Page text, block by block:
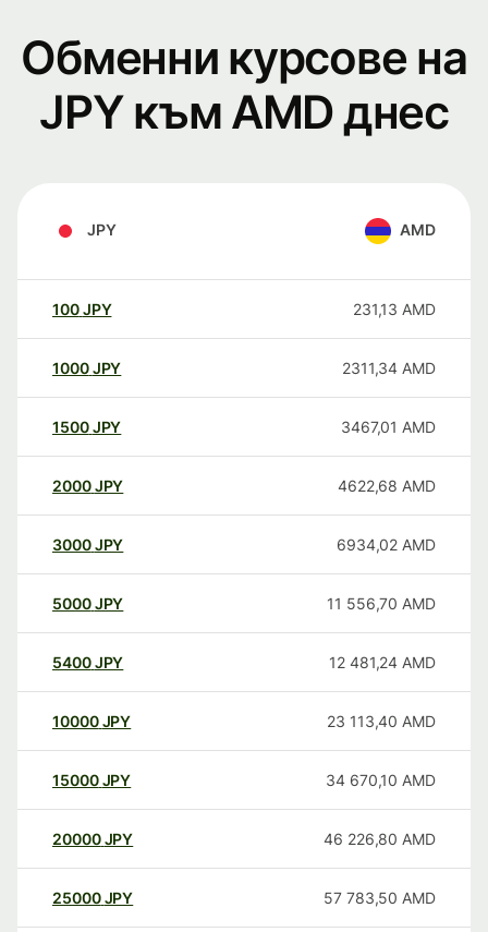
Обменни курсове на
JPY към AMD днес
JPY AMD
100JPY 231,13 AMD
1000JPY 2311,34 AMD
1500JPY 3467,01 AMD
2000JPY 4622,68 AMD
3000JPY 6934,02 AMD
5000JPY 11 556,70 AMD
5400JPY 12 481,24 AMD
10000 JPY 23 113,40 AMD
15000 JPY 34 670,10 AMD
20000 JPY 46 226,80 AMD
25000 JPY 57 783,50 AMD